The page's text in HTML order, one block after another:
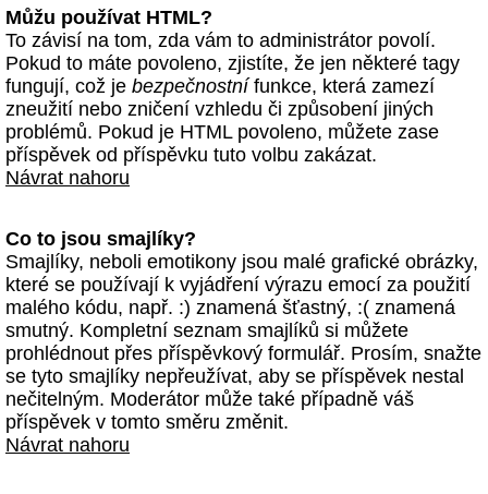
Můžu používat HTML?
To závisí na tom, zda vám to administrátor povolí.
Pokud to máte povoleno, zjistíte, že jen některé tagy
fungují, což je bezpečnostnífunkce, která zamezí
zneužití nebo zničení vzhledu či způsobení jiných
problémů. Pokud je HTML povoleno, můžete zase
příspěvek od příspěvku tuto volbu zakázat.
Návrat nahoru
Co to jsou smajlíky?
Smajlíky, neboli emotikony jsou malé grafické obrázky,
které se používají k vyjádření výrazu emocí za použití
malého kódu, např. :) znamená šťastný, :( znamená
smutný. Kompletní seznam smajlíků si můžete
prohlédnout přes příspěvkový formulář. Prosím, snažte
se tyto smajlíky nepřeužívat, aby se příspěvek nestal
nečitelným. Moderátor může také případně váš
příspěvek v tomto směru změnit.
Návrat nahoru